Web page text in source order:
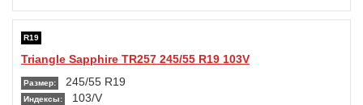
R19
Triangle Sapphire TR257 245/55 R19 103V
Размер: 245/55 R19
Индексы: 103/V